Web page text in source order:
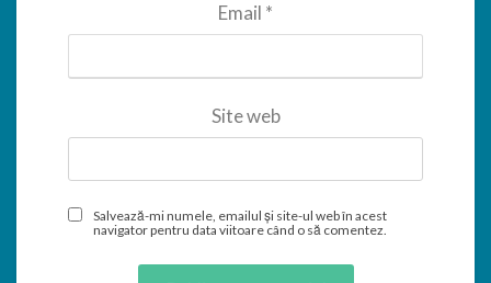
Email *
Site web
Salvează-mi numele, emailul și site-ul web în acest
navigator pentru data viitoare când o să comentez.